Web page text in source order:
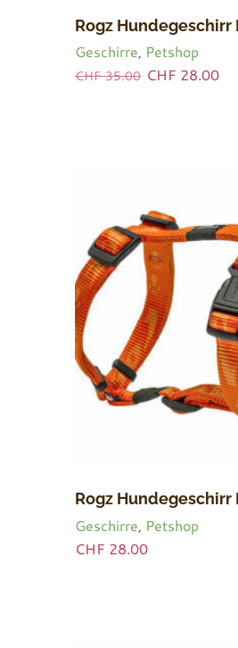
Rogz Hundegeschirr
Geschirre, Petshop
CHF35.00 Ursprünglicher
CHF 28.00
Rogz Hundegeschirr
Geschirre, Petshop
CHF 28.00